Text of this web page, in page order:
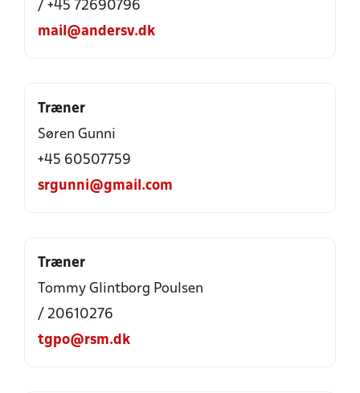
/ +45 72690796
mail@andersv.dk
Træner
Søren Gunni
+45 60507759
srgunni@gmail.com
Træner
Tommy Glintborg Poulsen
/ 20610276
tgpo@rsm.dk